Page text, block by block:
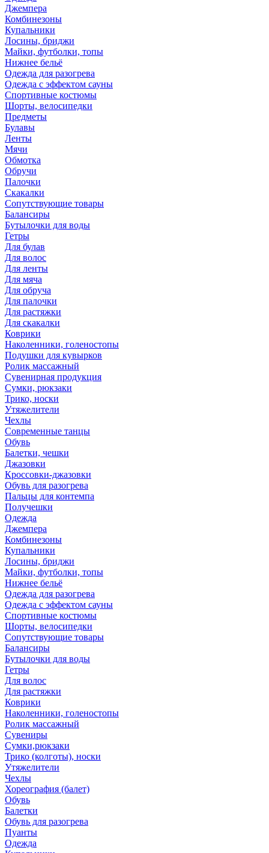
Джемпера
Комбинезоны
Купальники
Лосины, бриджи
Майки, футболки, топы
Нижнее бельё
Одежда для разогрева
Одежда с эффектом сауны
Спортивные костюмы
Шорты, велосипедки
Предметы
Булавы
Ленты
Мячи
Обмотка
Обручи
Палочки
Скакалки
Сопутствующие товары
Балансиры
Бутылочки для воды
Гетры
Для булав
Для волос
Для ленты
Для мяча
Для обруча
Для палочки
Для растяжки
Для скакалки
Коврики
Наколенники, голеностопы
Подушки для кувырков
Ролик массажный
Сувенирная продукция
Сумки, рюкзаки
Трико, носки
Утяжелители
Чехлы
Современные танцы
Обувь
Балетки, чешки
Джазовки
Кроссовки-джазовки
Обувь для разогрева
Пальцы для контемпа
Получешки
Одежда
Джемпера
Комбинезоны
Купальники
Лосины, бриджи
Майки, футболки, топы
Нижнее бельё
Одежда для разогрева
Одежда с эффектом сауны
Спортивные костюмы
Шорты, велосипедки
Сопутствующие товары
Балансиры
Бутылочки для воды
Гетры
Для волос
Для растяжки
Коврики
Наколенники, голеностопы
Ролик массажный
Сувениры
Сумки,рюкзаки
Трико (колготы), носки
Утяжелители
Чехлы
Хореография (балет)
Обувь
Балетки
Обувь для разогрева
Пуанты
Одежда